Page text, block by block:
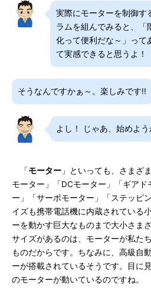
実際にモーターを制御す
ラムを組んでみると、「
化って便利だな～」って
て実感できると思うよ！
そうなんですかぁ～。楽しみです!!
よし！ じゃあ、始めよう
「モーター 」といっても、さまざ
モーター」「DCモーター」「ギアド
ー」「サーボモーター」「ステッピ
イズも携帯電話機に内蔵されている
ーを動かす巨大なものまで大小さま
サイズがあるのは、モーターが私た
ものだからです。ちなみに、高級自
ーが搭載されているそうです。目に
のモーターが動いているのですね。